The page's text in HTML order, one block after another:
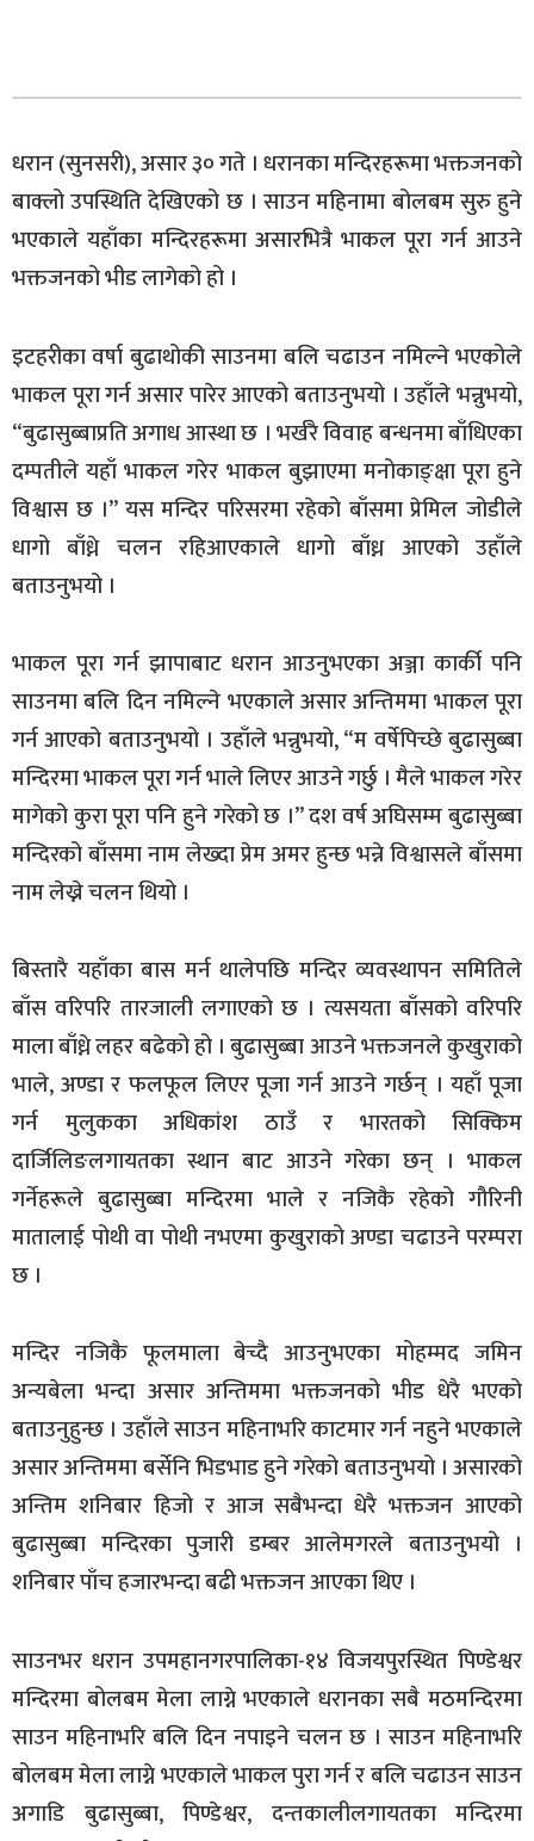
धरान (सुनसरी), असार ३० गते । धरानका मन्दिरहरूमा भक्तजनको
बाक्लो उपस्थिति देखिएको छ । साउन महिनामा बोलबम सुरु हुने
भएकाले यहाँका मन्दिरहरूमा असारभित्रै भाकल पूरा गर्न आउने
भक्तजनको भीड लागेको हो ।
इटहरीका वर्षा बुढाथोकी साउनमा बलि चढाउन नमिल्ने भएकोले
भाकल पूरा गर्न असार पारेर आएको बताउनुभयो । उहाँले भन्नुभयो,
“बुढासुब्बाप्रति अगाध आस्था छ । भर्खरै विवाह बन्धनमा बाँधिएका
दम्पतीले यहाँ भाकल गरेर भाकल बुझाएमा मनोकाङ्क्षा पूरा हुने
विश्वास छ ।” यस मन्दिर परिसरमा रहेको बाँसमा प्रेमिल जोडीले
धागो बाँध्ने चलन रहिआएकाले धागो बाँध्न आएको उहाँले
बताउनुभयो ।
भाकल पूरा गर्न झापाबाट धरान आउनुभएका अञ्जा कार्की पनि
साउनमा बलि दिन नमिल्ने भएकाले असार अन्तिममा भाकल पूरा
गर्न आएको बताउनुभयो । उहाँले भन्नुभयो, “म वर्षेपिच्छे बुढासुब्बा
मन्दिरमा भाकल पूरा गर्न भाले लिएर आउने गर्छु । मैले भाकल गरेर
मागेको कुरा पूरा पनि हुने गरेको छ ।” दश वर्ष अघिसम्म बुढासुब्बा
मन्दिरको बाँसमा नाम लेख्दा प्रेम अमर हुन्छ भन्ने विश्वासले बाँसमा
नाम लेख्ने चलन थियो ।
बिस्तारै यहाँका बास मर्न थालेपछि मन्दिर व्यवस्थापन समितिले
बाँस वरिपरि तारजाली लगाएको छ । त्यसयता बाँसको वरिपरि
माला बाँध्ने लहर बढेको हो । बुढासुब्बा आउने भक्तजनले कुखुराको
भाले, अण्डा र फलफूल लिएर पूजा गर्न आउने गर्छन् । यहाँ पूजा
गर्न मुलुकका अधिकांश ठाउँ र भारतको सिक्किम
दार्जिलिङलगायतका स्थान बाट आउने गरेका छन् । भाकल
गर्नेहरूले बुढासुब्बा मन्दिरमा भाले र नजिकै रहेको गौरिनी
मातालाई पोथी वा पोथी नभएमा कुखुराको अण्डा चढाउने परम्परा
छ ।
मन्दिर नजिकै फूलमाला बेच्दै आउनुभएका मोहम्मद जमिन
अन्यबेला भन्दा असार अन्तिममा भक्तजनको भीड धेरै भएको
बताउनुहुन्छ । उहाँले साउन महिनाभरि काटमार गर्न नहुने भएकाले
असार अन्तिममा बर्सेनि भिडभाड हुने गरेको बताउनुभयो । असारको
अन्तिम शनिबार हिजो र आज सबैभन्दा धेरै भक्तजन आएको
बुढासुब्बा मन्दिरका पुजारी डम्बर आलेमगरले बताउनुभयो ।
शनिबार पाँच हजारभन्दा बढी भक्तजन आएका थिए ।
साउनभर धरान उपमहानगरपालिका-१४ विजयपुरस्थित पिण्डेश्वर
मन्दिरमा बोलबम मेला लाग्ने भएकाले धरानका सबै मठमन्दिरमा
साउन महिनाभरि बलि दिन नपाइने चलन छ । साउन महिनाभरि
बोलबम मेला लाग्ने भएकाले भाकल पुरा गर्न र बलि चढाउन साउन
अगाडि बुढासुब्बा, पिण्डेश्वर, दन्तकालीलगायतका मन्दिरमा